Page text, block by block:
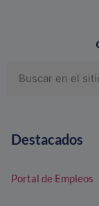
Destacados
Portal de Empleos